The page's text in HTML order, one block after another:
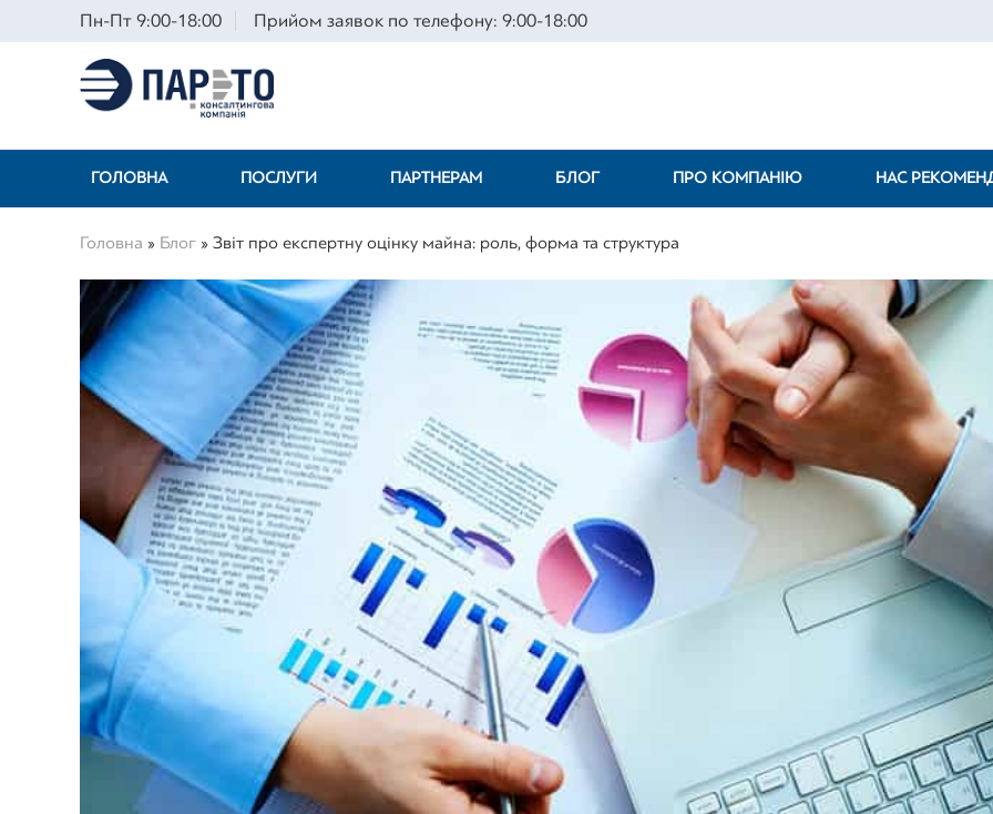
Пн-Пт 9:00-18:00 Прийом заявок по телефону: 9:00-18:00
ГОЛОВНА ПОСЛУГИ ПАРТНЕРАМ БЛОГ ПРО КОМПАНІЮ НАС
Головна » Блог » Звіт про експертну оцінку майна: роль, форма та структура